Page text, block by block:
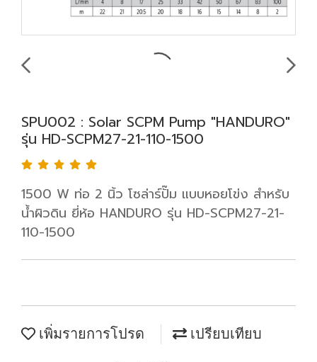
SPU002 : Solar SCPM Pump "HANDURO"
รุ่น HD-SCPM27-21-110-1500
1500 W ท่อ 2 นิ้ว โซล่าร์ปั๊ม แบบหอยโข่ง สำหรับ
น้ำผิวดิน ยี่ห้อ HANDURO รุ่น HD-SCPM27-21-
110-1500
เพิ่มรายการโปรด เปรียบเทียบ